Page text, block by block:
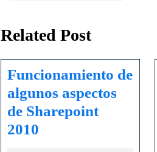
Related Post
Funcionamiento de
algunos aspectos
de Sharepoint
2010